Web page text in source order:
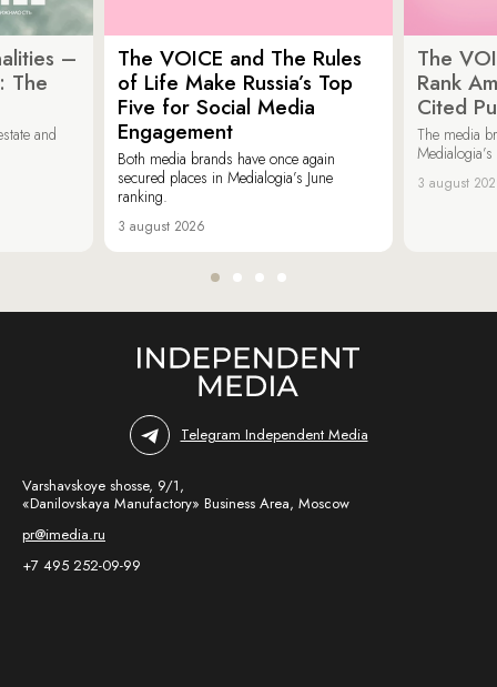
–
The
and
The VOICE and The Rules
of Life Make Russia’s Top
Five for Social Media
Engagement
Both media brands have once again
secured places in Medialogia’s June
ranking.
3 august 2026
The
Rank
Cited
The media
3 august
Telegram Independent Media
Varshavskoye shosse, 9/1,
«Danilovskaya Manufactory» Business Area, Moscow
pr@imedia.ru
+7 495 252-09-99